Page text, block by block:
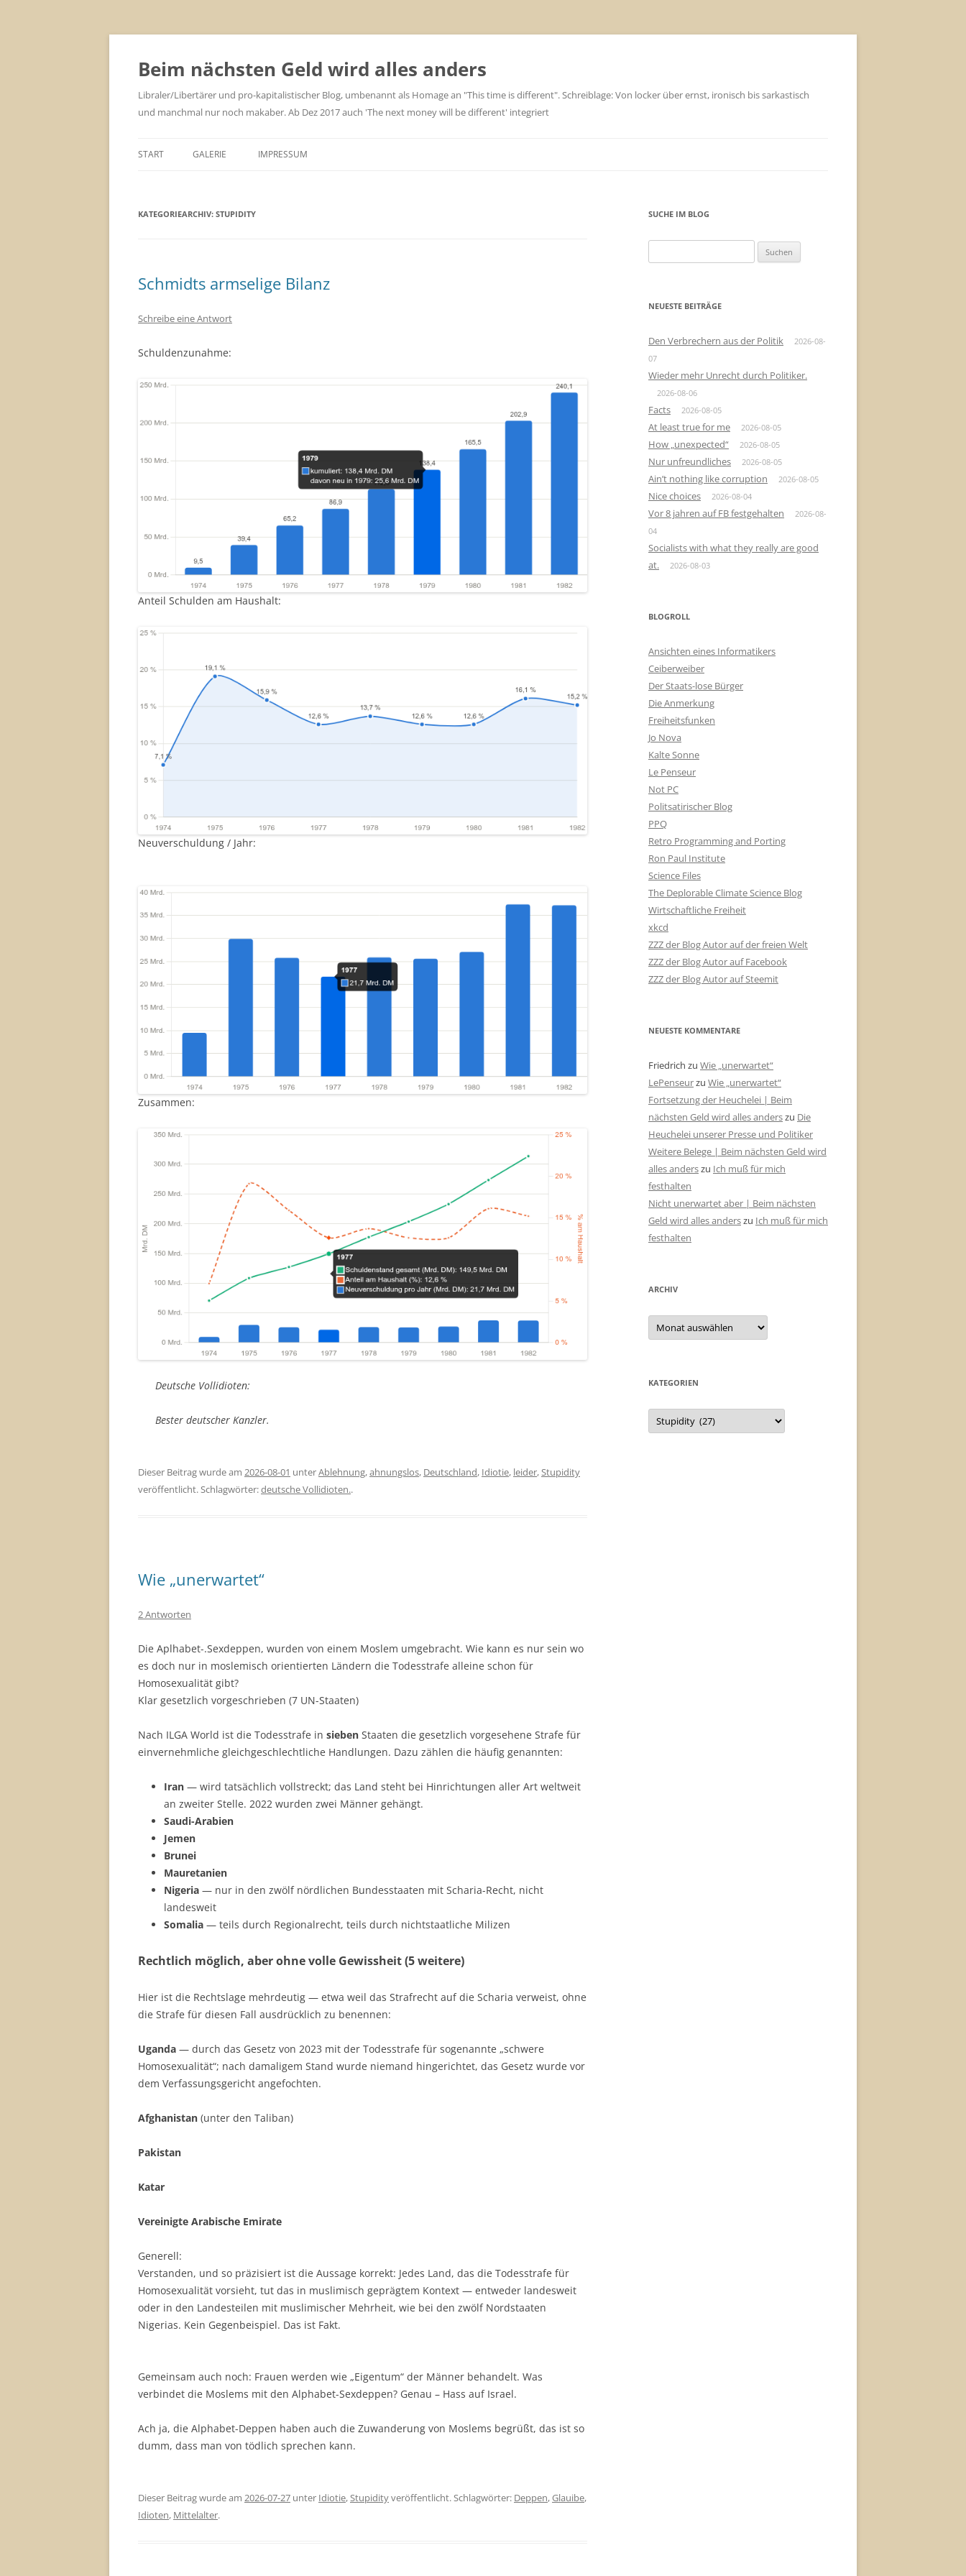
Zum
springen
Beim nächsten Geld wird alles anders
Libraler/Libertärer und pro-kapitalistischer Blog, umbenannt als Homage an "This time is different". Schreiblage: Von locker über ernst, ironisch bis sarkastisch
und manchmal nur noch makaber. Ab Dez 2017 auch 'The next money will be different' integriert
START GALERIE IMPRESSUM
KATEGORIEARCHIV: STUPIDITY
Schmidts armselige Bilanz
Schreibe eine Antwort
Schuldenzunahme:
Anteil Schulden am Haushalt:
Neuverschuldung / Jahr:
Zusammen:
Deutsche Vollidioten:
Bester deutscher Kanzler.
Dieser Beitrag wurde am 2026-08-01 unterAblehnung,ahnungslos, Deutschland, Idiotie, leider,Stupidity
veröffentlicht. Schlagwörter:deutsche Vollidioten..
Wie „unerwartet“
2 Antworten
Die Aplhabet-.Sexdeppen, wurden von einem Moslem umgebracht. Wie kann es nur sein wo
es doch nur in moslemisch orientierten Ländern die Todesstrafe alleine schon für
Homosexualität gibt?
Klar gesetzlich vorgeschrieben (7 UN-Staaten)
Nach ILGA World ist die Todesstrafe in sieben Staaten die gesetzlich vorgesehene Strafe für
einvernehmliche gleichgeschlechtliche Handlungen. Dazu zählen die häufig genannten:
Iran — wird tatsächlich vollstreckt; das Land steht bei Hinrichtungen aller Art weltweit
an zweiter Stelle. 2022 wurden zwei Männer gehängt.
Saudi-Arabien
Jemen
Brunei
Mauretanien
Nigeria — nur in den zwölf nördlichen Bundesstaaten mit Scharia-Recht, nicht
landesweit
Somalia — teils durch Regionalrecht, teils durch nichtstaatliche Milizen
Rechtlich möglich, aber ohne volle Gewissheit (5 weitere)
Hier ist die Rechtslage mehrdeutig — etwa weil das Strafrecht auf die Scharia verweist, ohne
die Strafe für diesen Fall ausdrücklich zu benennen:
Uganda — durch das Gesetz von 2023 mit der Todesstrafe für sogenannte „schwere
Homosexualität“; nach damaligem Stand wurde niemand hingerichtet, das Gesetz wurde vor
dem Verfassungsgericht angefochten.
Afghanistan (unter den Taliban)
Pakistan
Katar
Vereinigte Arabische Emirate
Generell:
Verstanden, und so präzisiert ist die Aussage korrekt: Jedes Land, das die Todesstrafe für
Homosexualität vorsieht, tut das in muslimisch geprägtem Kontext — entweder landesweit
oder in den Landesteilen mit muslimischer Mehrheit, wie bei den zwölf Nordstaaten
Nigerias. Kein Gegenbeispiel. Das ist Fakt.
Gemeinsam auch noch: Frauen werden wie „Eigentum“ der Männer behandelt. Was
verbindet die Moslems mit den Alphabet-Sexdeppen? Genau – Hass auf Israel.
Ach ja, die Alphabet-Deppen haben auch die Zuwanderung von Moslems begrüßt, das ist so
dumm, dass man von tödlich sprechen kann.
Dieser Beitrag wurde am 2026-07-27 unter Idiotie,Stupidityveröffentlicht. Schlagwörter: Deppen,Glauibe,
Idioten, Mittelalter.
SUCHE IM BLOG
nach:
NEUESTE BEITRÄGE
Den Verbrechern aus der Politik
2026-08-
07
Wieder mehr Unrecht durch Politiker.
2026-08-06
Facts 2026-08-05
At least true for me 2026-08-05
How „unexpected“ 2026-08-05
Nur unfreundliches 2026-08-05
Ain’t nothing like corruption 2026-08-05
Nice choices 2026-08-04
Vor 8 jahren auf FB festgehalten
2026-08-
04
Socialists with what they really are good
at.
2026-08-03
BLOGROLL
Ansichten eines Informatikers
Ceiberweiber
Der Staats-lose Bürger
Die Anmerkung
Freiheitsfunken
Jo Nova
Kalte Sonne
Le Penseur
Not PC
Politsatirischer Blog
PPQ
Retro Programming and Porting
Ron Paul Institute
Science Files
The Deplorable Climate Science Blog
Wirtschaftliche Freiheit
xkcd
ZZZ der Blog Autor auf der freien Welt
ZZZ der Blog Autor auf Facebook
ZZZ der Blog Autor auf Steemit
NEUESTE KOMMENTARE
Friedrich zu Wie „unerwartet“
LePenseurzu Wie „unerwartet“
Fortsetzung der Heuchelei | Beim
nächsten Geld wird alles anderszu Die
Heuchelei unserer Presse und Politiker
Weitere Belege | Beim nächsten Geld wird
alles anderszu Ich muß für mich
festhalten
Nicht unerwartet aber | Beim nächsten
Geld wird alles anderszu Ich muß für mich
festhalten
ARCHIV
Archiv
KATEGORIEN
Kategorien